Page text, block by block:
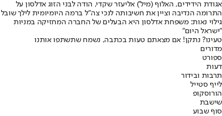
אגודת הידידים, האלוף (מיל') אליעזר שקדי, הודה לבני הזוג אדלסון על
התרומה הנדיבה וציין את חשיבותה לנכי צה"ל ברמה היומיומית לילך שובל
גילוי נאות: משפחת אדלסון היא הבעלים של החברה המחזיקה במניות
"ישראל היום"
טעינו? נתקן! אם מצאתם טעות בכתבה, נשמח שתשתפו אותנו
מדורים
ספורט
דעות
תרבות ובידור
לייף סטייל
הורוסקופ
שישבת
סוף שבוע